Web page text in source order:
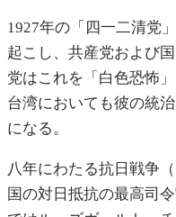
1927年の「四一二清党
起こし、共産党および
党はこれを「白色恐怖
台湾においても彼の統
になる。
八年にわたる抗日戦争
国の対日抵抗の最高司